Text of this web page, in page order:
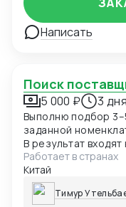
Написать
Поиск
5 000 ₽ 3 дня
Выполню подбор
заданной
В результат
продукцию и
поставщика.
репутации, сроку
наличию
Работает в странах
Китай
Тимур